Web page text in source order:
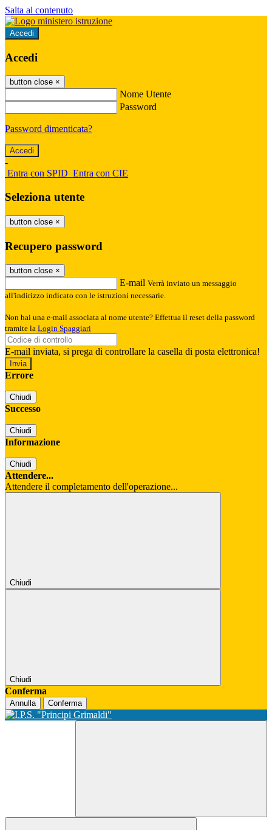
Salta al contenuto
Accedi
Accedi
button close ×
Nome Utente
Password
Password dimenticata?
-
Entra con SPID Entra con CIE
Seleziona utente
button close ×
Recupero password
button close ×
E-mail Verrà inviato un messaggio
all'indirizzo indicato con le istruzioni necessarie.
Non hai una e-mail associata al nome utente? Effettua il reset della password
tramite la Login Spaggiari
E-mail inviata, si prega di controllare la casella di posta elettronica!
Errore
Chiudi
Successo
Chiudi
Informazione
Chiudi
Attendere...
Attendere il completamento dell'operazione...
Chiudi
Chiudi
Conferma
Annulla Conferma